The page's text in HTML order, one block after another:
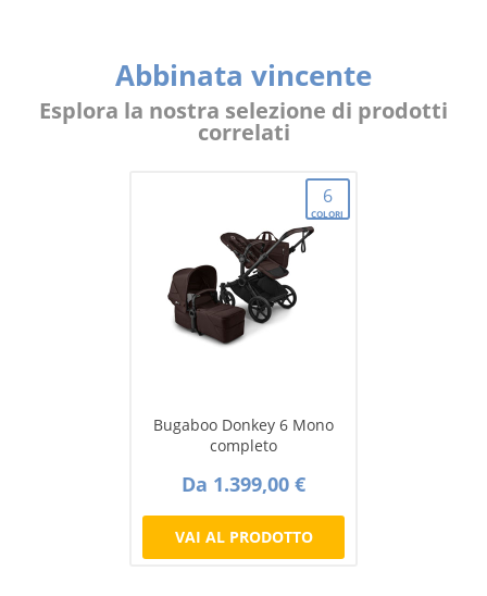
Abbinata vincente
Esplora la nostra selezione di prodotti
correlati
6
COLORI
Bugaboo Donkey 6 Mono
completo
Da 1.399,00 €
VAI AL PRODOTTO